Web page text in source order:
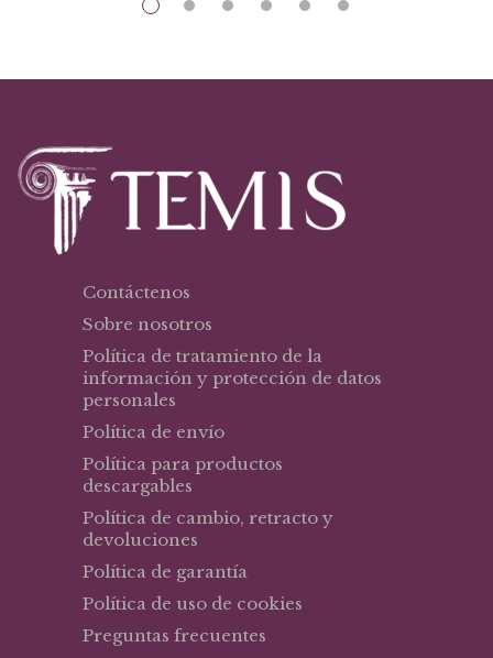
Contáctenos
Sobre nosotros
Política de tratamiento de la
información y protección de datos
personales
Política de envío
Política para productos
descargables
Política de cambio, retracto y
devoluciones
Política de garantía
Política de uso de cookies
Preguntas frecuentes